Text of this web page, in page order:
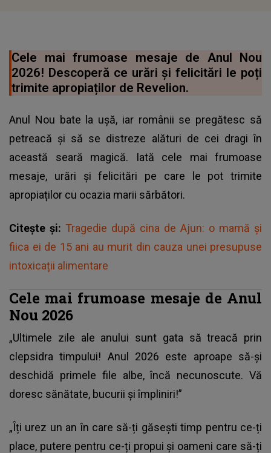
Cele mai frumoase mesaje de Anul Nou
2026! Descoperă ce urări și felicitări le poți
trimite apropiaților de Revelion.
Anul Nou bate la ușă, iar românii se pregătesc să
petreacă și să se distreze alături de cei dragi în
această seară magică. Iată cele mai frumoase
mesaje, urări și felicitări pe care le pot trimite
apropiaților cu ocazia marii sărbători.
Citește și: Tragedie după cina de Ajun: o mamă și
fiica ei de 15 ani au murit din cauza unei presupuse
intoxicații alimentare
Cele mai frumoase mesaje de Anul
Nou 2026
„Ultimele zile ale anului sunt gata să treacă prin
clepsidra timpului! Anul 2026 este aproape să-şi
deschidă primele file albe, încă necunoscute. Vă
doresc sănătate, bucurii şi împliniri!”
„Îți urez un an în care să-ți găsești timp pentru ce-ți
place, putere pentru ce-ți propui și oameni care să-ți